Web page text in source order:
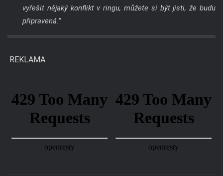
vyřešit nějaký konflikt v ringu, můžete si být jisti, že budu
připravená.”
REKLAMA